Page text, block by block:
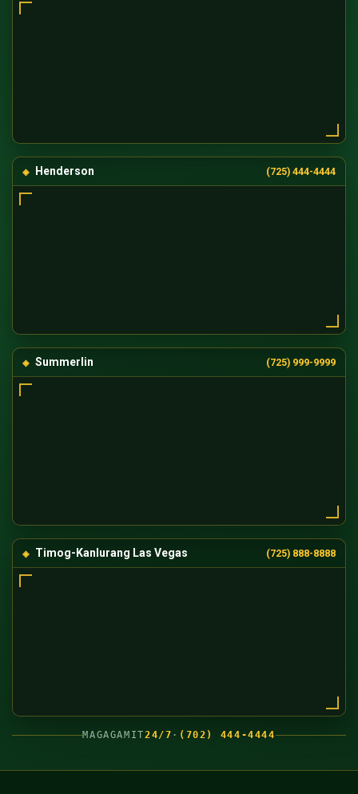
Henderson (725) 444-4444
Summerlin (725) 999-9999
Timog-Kanlurang Las Vegas (725) 888-8888
MAGAGAMIT24/7 · (702) 444-4444